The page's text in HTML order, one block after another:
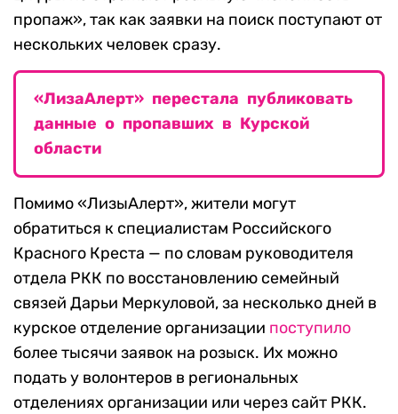
пропаж», так как заявки на поиск поступают от
нескольких человек сразу.
«ЛизаАлерт» перестала публиковать
данные о пропавших в Курской
области
Помимо «ЛизыАлерт», жители могут
обратиться к специалистам Российского
Красного Креста — по словам руководителя
отдела РКК по восстановлению семейный
связей Дарьи Меркуловой, за несколько дней в
курское отделение организации поступило
более тысячи заявок на розыск. Их можно
подать у волонтеров в региональных
отделениях организации или через сайт РКК.